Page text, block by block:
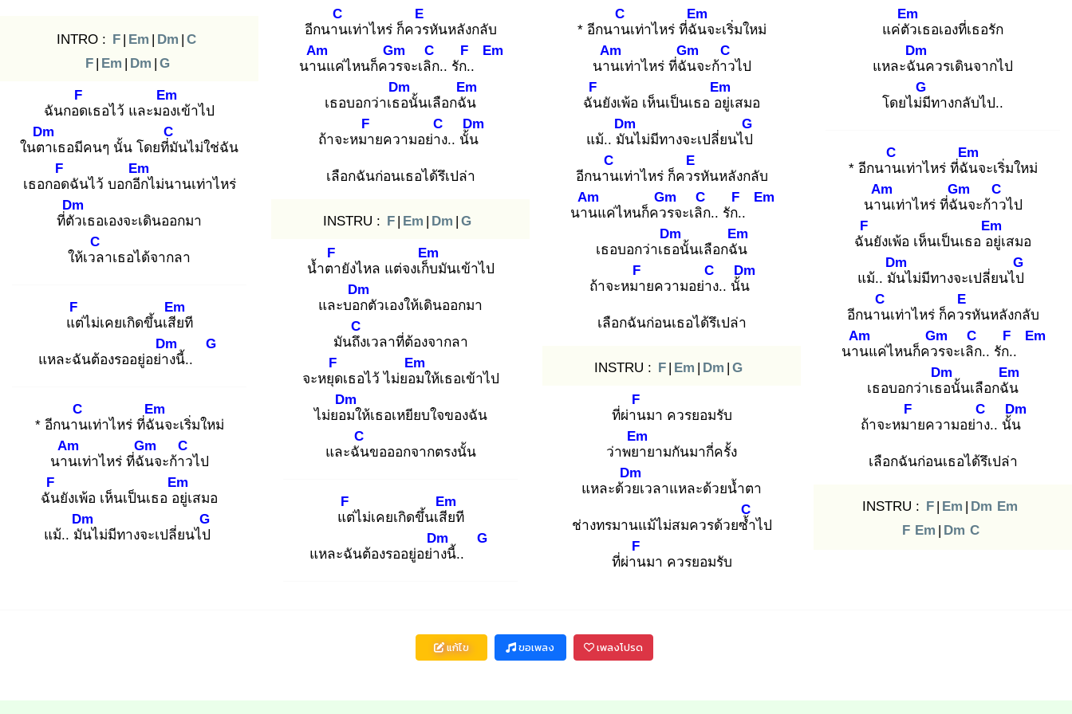
INTRO : F | Em | Dm | C
F | Em | Dm | G
ฉันกอด
F
เธอไว้ และมอง
Em
เข้าไป
ในตา
Dm
เธอมีคนๆ นั้น โดยที่มั
C
นไม่ใช่ฉัน
เธอกอด
F
ฉันไว้ บอกอีก
Em
ไม่นานเท่าไหร่
ที่ตัว
Dm
เธอเองจะเดินออกมา
ให้เวล
C
าเธอได้จากลา
แต่
F
ไม่เคยเกิดขึ้นเสีย
Em
ที
แหละฉันต้องรออยู่อย่าง
Dm
นี้..
G
* อีกนาน
C
เท่าไหร่ ที่ฉัน
Em
จะเริ่มใหม่
นาน
Am
เท่าไหร่ ที่ฉัน
Gm
จะก้าว
C
ไป
ฉัน
F
ยังเพ้อ เห็นเป็นเธอ อยู่
Em
เสมอ
แม้.. มัน
Dm
ไม่มีทางจะเปลี่ยนไป
G
อีกนาน
C
เท่าไหร่ ก็ควร
E
หันหลังกลับ
นาน
Am
แค่ไหนก็ควร
Gm
จะเลิก
C
.. รัก..
F Em
เธอบอกว่าเธอ
Dm
นั้นเลือกฉัน
Em
ถ้าจะหมา
F
ยความอย่าง
C
.. นั้น
Dm
เลือกฉันก่อนเธอได้รึเปล่า
INSTRU : F | Em | Dm | G
น้ำตา
F
ยังไหล แต่จงเก็บ
Em
มันเข้าไป
และบอก
Dm
ตัวเองให้เดินออกมา
มันถึง
C
เวลาที่ต้องจากลา
จะหยุด
F
เธอไว้ ไม่ยอม
Em
ให้เธอเข้าไป
ไม่ยอม
Dm
ให้เธอเหยียบใจของฉัน
และฉัน
C
ขอออกจากตรงนั้น
แต่
F
ไม่เคยเกิดขึ้นเสีย
Em
ที
แหละฉันต้องรออยู่อย่าง
Dm
นี้..
G
* อีกนาน
C
เท่าไหร่ ที่ฉัน
Em
จะเริ่มใหม่
นาน
Am
เท่าไหร่ ที่ฉัน
Gm
จะก้าว
C
ไป
ฉัน
F
ยังเพ้อ เห็นเป็นเธอ อยู่
Em
เสมอ
แม้.. มัน
Dm
ไม่มีทางจะเปลี่ยนไป
G
อีกนาน
C
เท่าไหร่ ก็ควร
E
หันหลังกลับ
นาน
Am
แค่ไหนก็ควร
Gm
จะเลิก
C
.. รัก..
F Em
เธอบอกว่าเธอ
Dm
นั้นเลือกฉัน
Em
ถ้าจะหมา
F
ยความอย่าง
C
.. นั้น
Dm
เลือกฉันก่อนเธอได้รึเปล่า
INSTRU : F | Em | Dm | G
ที่ผ่าน
F
มา ควรยอมรับ
ว่าพยา
Em
ยามกันมากี่ครั้ง
แหละด้วย
Dm
เวลาแหละด้วยน้ำตา
ช่างทรมานแม้ไม่สมควรด้วยซ้ำ
C
ไป
ที่ผ่าน
F
มา ควรยอมรับ
แค่ตัว
Em
เธอเองที่เธอรัก
แหละฉัน
Dm
ควรเดินจากไป
โดยไม่มี
G
ทางกลับไป..
* อีกนาน
C
เท่าไหร่ ที่ฉัน
Em
จะเริ่มใหม่
นาน
Am
เท่าไหร่ ที่ฉัน
Gm
จะก้าว
C
ไป
ฉัน
F
ยังเพ้อ เห็นเป็นเธอ อยู่
Em
เสมอ
แม้.. มัน
Dm
ไม่มีทางจะเปลี่ยนไป
G
อีกนาน
C
เท่าไหร่ ก็ควร
E
หันหลังกลับ
นาน
Am
แค่ไหนก็ควร
Gm
จะเลิก
C
.. รัก..
F Em
เธอบอกว่าเธอ
Dm
นั้นเลือกฉัน
Em
ถ้าจะหมา
F
ยความอย่าง
C
.. นั้น
Dm
เลือกฉันก่อนเธอได้รึเปล่า
INSTRU : F | Em | Dm Em
F Em | Dm C
แก้ไข ขอเพลง เพลงโปรด